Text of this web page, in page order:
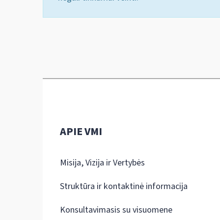
APIE VMI
Misija, Vizija ir Vertybės
Struktūra ir kontaktinė informacija
Konsultavimasis su visuomene